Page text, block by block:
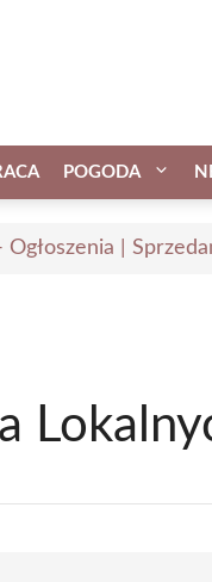
POGODA
Ogłoszenia |